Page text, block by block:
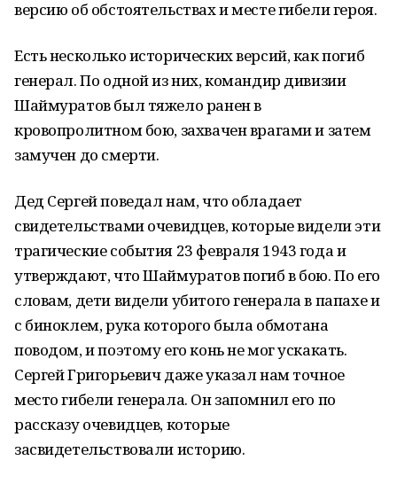
версию об обстоятельствах и месте гибели героя.
Есть несколько исторических версий, как погиб
генерал. По одной из них, командир дивизии
Шаймуратов был тяжело ранен в
кровопролитном бою, захвачен врагами и затем
замучен до смерти.
Дед Сергей поведал нам, что обладает
свидетельствами очевидцев, которые видели эти
трагические события 23 февраля 1943 года и
утверждают, что Шаймуратов погиб в бою. По его
словам, дети видели убитого генерала в папахе и
с биноклем, рука которого была обмотана
поводом, и поэтому его конь не мог ускакать.
Сергей Григорьевич даже указал нам точное
место гибели генерала. Он запомнил его по
рассказу очевидцев, которые
засвидетельствовали историю.